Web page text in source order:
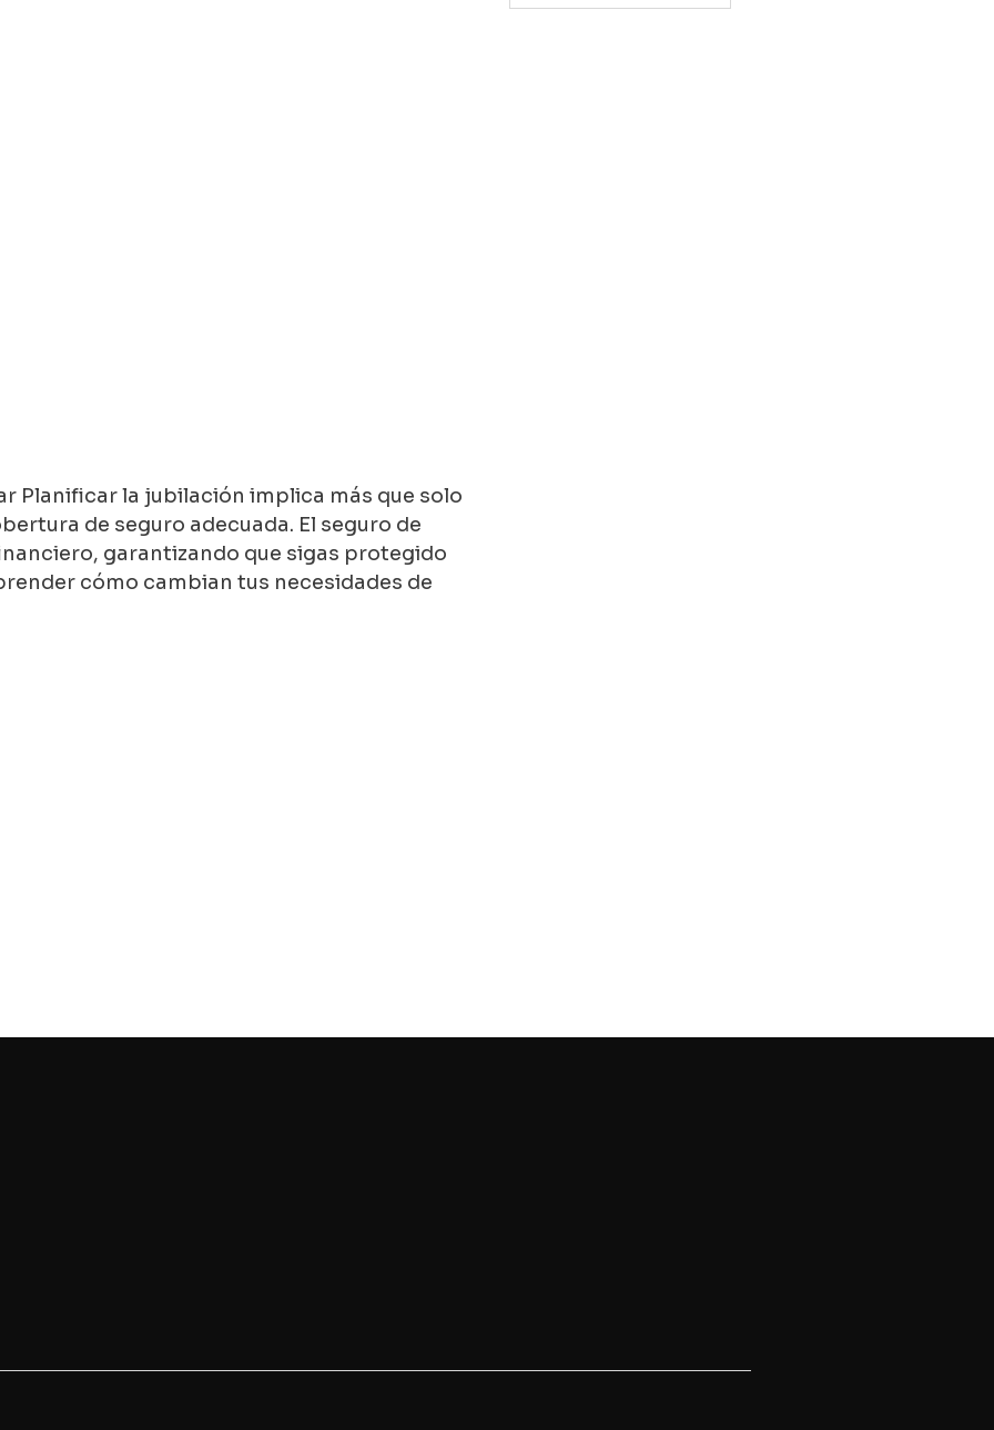
Planificar la jubilación implica más que solo
de seguro adecuada. El seguro de
garantizando que sigas protegido
cómo cambian tus necesidades de